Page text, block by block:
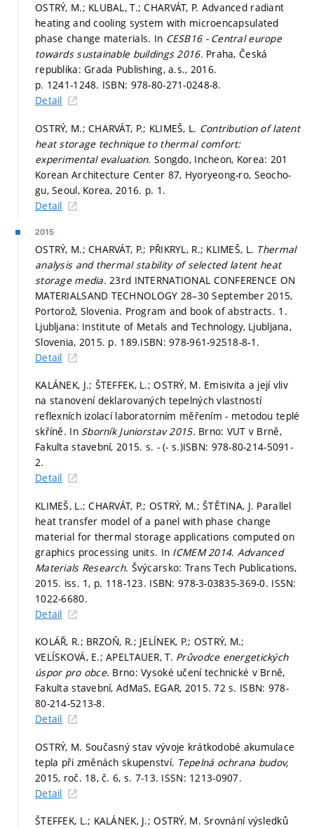
OSTRÝ, M.; KLUBAL, T.; CHARVÁT, P. Advanced radiant
heating and cooling system with microencapsulated
phase change materials. In CESB16 - Central europe
towards sustainable buildings 2016. Praha, Česká
republika: Grada Publishing, a.s., 2016.
p. 1241-1248. ISBN: 978-80-271-0248-8.
Detail
OSTRÝ, M.; CHARVÁT, P.; KLIMEŠ, L. Contribution of latent
heat storage technique to thermal comfort:
experimental evaluation. Songdo, Incheon, Korea: 201
Korean Architecture Center 87, Hyoryeong-ro, Seocho-
gu, Seoul, Korea, 2016. p. 1.
Detail
2015
OSTRÝ, M.; CHARVÁT, P.; PŘIKRYL, R.; KLIMEŠ, L. Thermal
analysis and thermal stability of selected latent heat
storage media. 23rd INTERNATIONAL CONFERENCE ON
MATERIALSAND TECHNOLOGY 28–30 September 2015,
Portorož, Slovenia. Program and book of abstracts. 1.
Ljubljana: Institute of Metals and Technology, Ljubljana,
Slovenia, 2015. p. 189.ISBN: 978-961-92518-8-1.
Detail
KALÁNEK, J.; ŠTEFFEK, L.; OSTRÝ, M. Emisivita a její vliv
na stanovení deklarovaných tepelných vlastností
reflexních izolací laboratorním měřením - metodou teplé
skříně. In Sborník Juniorstav 2015. Brno: VUT v Brně,
Fakulta stavební, 2015. s. - (- s.)ISBN: 978-80-214-5091-
2.
Detail
KLIMEŠ, L.; CHARVÁT, P.; OSTRÝ, M.; ŠTĚTINA, J. Parallel
heat transfer model of a panel with phase change
material for thermal storage applications computed on
graphics processing units. In ICMEM 2014. Advanced
Materials Research. Švýcarsko: Trans Tech Publications,
2015. iss. 1, p. 118-123. ISBN: 978-3-03835-369-0. ISSN:
1022-6680.
Detail
KOLÁŘ, R.; BRZOŇ, R.; JELÍNEK, P.; OSTRÝ, M.;
VELÍSKOVÁ, E.; APELTAUER, T. Průvodce energetických
úspor pro obce. Brno: Vysoké učení technické v Brně,
Fakulta stavební, AdMaS, EGAR, 2015. 72 s. ISBN: 978-
80-214-5213-8.
Detail
OSTRÝ, M. Současný stav vývoje krátkodobé akumulace
tepla při změnách skupenství. Tepelná ochrana budov,
2015, roč. 18, č. 6, s. 7-13. ISSN: 1213-0907.
Detail
ŠTEFFEK, L.; KALÁNEK, J.; OSTRÝ, M. Srovnání výsledků